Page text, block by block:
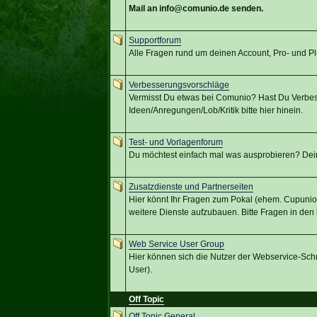
Mail an info@comunio.de senden.
Supportforum
Alle Fragen rund um deinen Account, Pro- und
Verbesserungsvorschläge
Vermisst Du etwas bei Comunio? Hast Du
Ideen/Anregungen/Lob/Kritik bitte hier hinein.
Test- und Vorlagenforum
Du möchtest einfach mal was ausprobieren?
Zusatzdienste und Partnerseiten
Hier könnt Ihr Fragen zum Pokal (ehem.
weitere Dienste aufzubauen. Bitte Fragen in
Web Service User Group
Hier können sich die Nutzer der Webservice-
User).
Off Topic